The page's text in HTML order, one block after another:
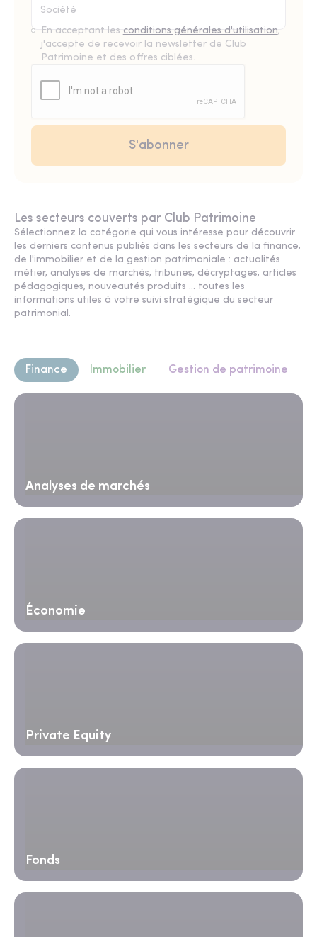
En acceptant les conditions générales d'utilisation,
j'accepte de recevoir la newsletter de Club
Patrimoine et des offres ciblées.
Les secteurs couverts par Club Patrimoine
Sélectionnez la catégorie qui vous intéresse pour découvrir
les derniers contenus publiés dans les secteurs de la finance,
de l'immobilier et de la gestion patrimoniale : actualités
métier, analyses de marchés, tribunes, décryptages, articles
pédagogiques, nouveautés produits ... toutes les
informations utiles à votre suivi stratégique du secteur
patrimonial.
Finance Immobilier Gestion de patrimoine
Analyses de marchés
Économie
Private Equity
Fonds